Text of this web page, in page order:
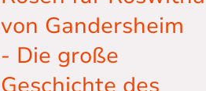
von Gandersheim
- Die große